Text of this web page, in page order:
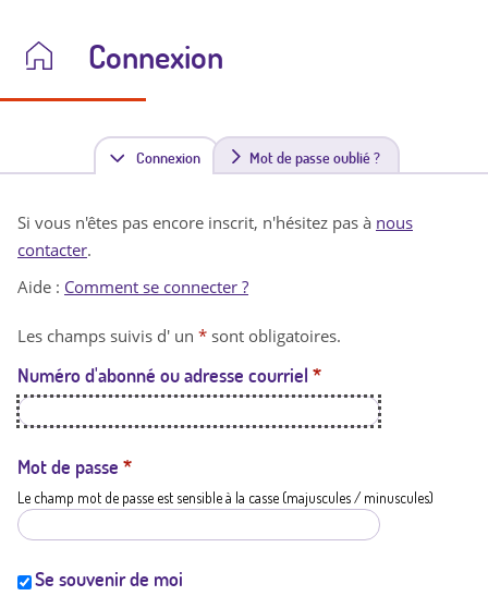
Connexion
Connexion(
n
t
a
t
i
Mot de passe oublié ?
Si vous n'êtes pas encore inscrit, n'hésitez pas à nous
contacter.
Aide : Comment se connecter ?
Les champs suivis d' un * sont obligatoires.
Numéro d'abonné ou adresse courriel *
Mot de passe *
Le champ mot de passe est sensible à la casse (majuscules / minuscules)
Se souvenir de moi